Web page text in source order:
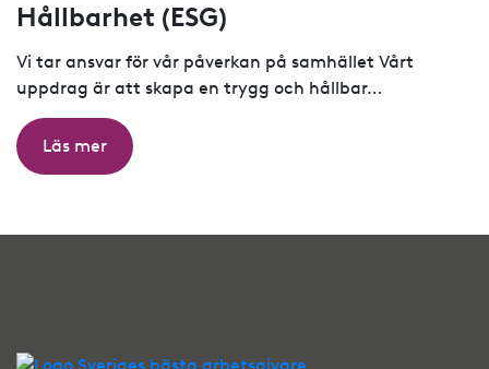
Hållbarhet (ESG)
Vi tar ansvar för vår påverkan på samhället Vårt
uppdrag är att skapa en trygg och hållbar…
Läs mer